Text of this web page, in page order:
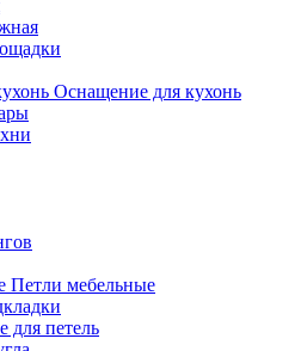
Оснащение для кухонь
Петли мебельные
петель